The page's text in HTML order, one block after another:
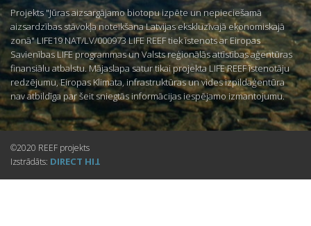
Projekts "Jūras aizsargājamo biotopu izpēte un nepieciešamā
aizsardzības stāvokļa noteikšana Latvijas ekskluzīvajā ekonomiskajā
zonā" LIFE19 NAT/LV/000973 LIFE REEF tiek īstenots ar Eiropas
Savienības LIFE programmas un Valsts reģionālās attīstības aģentūras
finansiālu atbalstu. Mājaslapa satur tikai projekta LIFE REEF īstenotāju
redzējumu, Eiropas Klimata, infrastruktūras un vides izpildaģentūra
nav atbildīga par šeit sniegtās informācijas iespējamo izmantojumu.
©2020 REEF projekts
Izstrādāts: DIRECT HIT